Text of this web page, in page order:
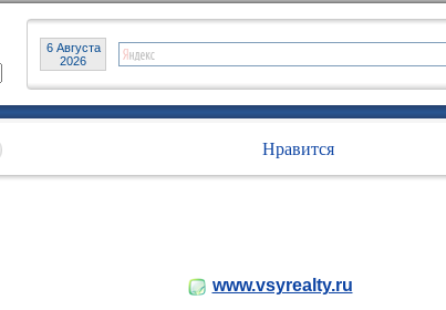
6 Августа
2026
Нравится
www.vsyrealty.ru